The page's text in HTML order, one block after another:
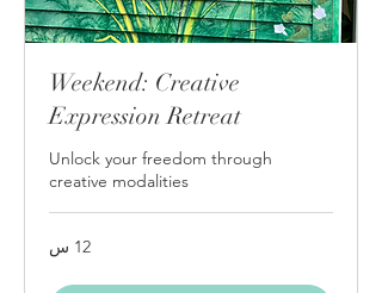
Weekend: Creative
Expression Retreat
Unlock your freedom through
creative modalities
12 س